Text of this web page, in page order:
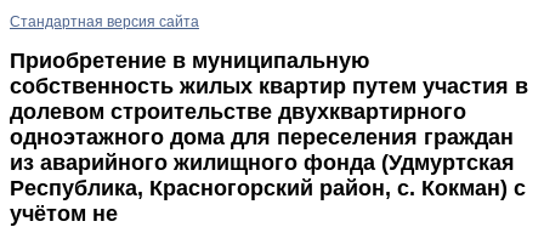
Стандартная версия сайта
Приобретение в муниципальную
собственность жилых квартир путем участия в
долевом строительстве двухквартирного
одноэтажного дома для переселения граждан
из аварийного жилищного фонда (Удмуртская
Республика, Красногорский район, с. Кокман) с
учётом не